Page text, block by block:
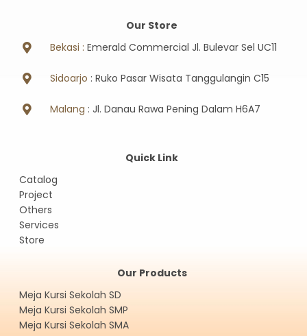
Our Store
Bekasi : Emerald Commercial Jl. Bulevar Sel UC11
Sidoarjo : Ruko Pasar Wisata Tanggulangin C15
Malang : Jl. Danau Rawa Pening Dalam H6A7
Quick Link
Catalog
Project
Others
Services
Store
Our Products
Meja Kursi Sekolah SD
Meja Kursi Sekolah SMP
Meja Kursi Sekolah SMA